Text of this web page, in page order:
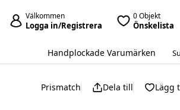
Välkommen
Logga in/Registrera
0 Objekt
Önskelista
Handplockade Varumärken
Prismatch Dela till Lägg